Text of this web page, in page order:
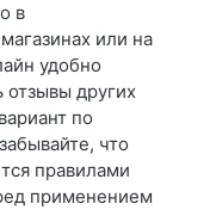
в
или на
удобно
отзывы других
по
что
правилами
применением